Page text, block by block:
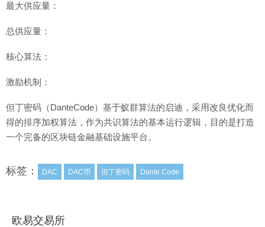
最大供应量：
总供应量：
核心算法：
激励机制：
但丁密码（DanteCode）基于蚁群算法的启迪，采用改良优化而
得的排序加权算法，作为共识算法的基本运行逻辑，目的是打造
一个完备的区块链金融基础设施平台。
标签： DAC DAC币 但丁密码 Dante Code
欧易交易所